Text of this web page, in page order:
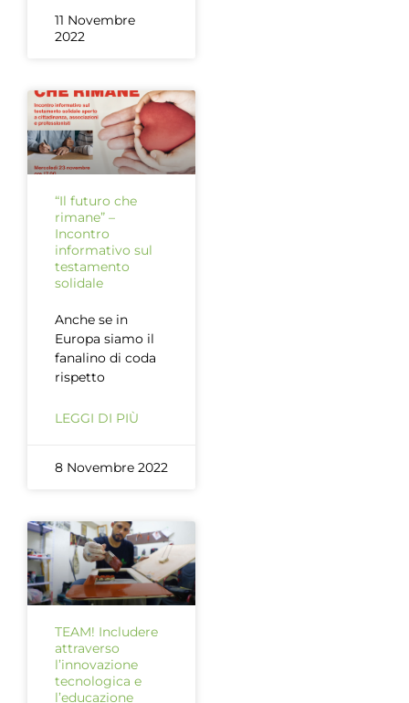
11 Novembre
2022
“Il futuro che
rimane” –
Incontro
informativo sul
testamento
solidale
Anche se in
Europa siamo il
fanalino di coda
rispetto
LEGGI DI PIÙ
8 Novembre 2022
TEAM! Includere
attraverso
l’innovazione
tecnologica e
l’educazione